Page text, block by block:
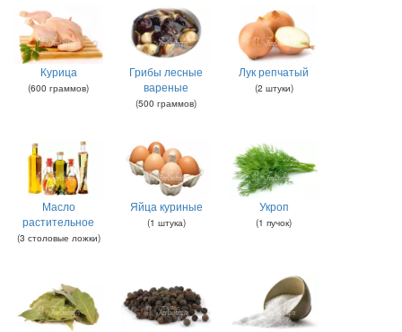
Курица
(600 граммов)
Грибы лесные
вареные
(500 граммов)
Лук репчатый
(2 штуки)
Масло
растительное
(3 столовые ложки)
Яйца куриные
(1 штука)
Укроп
(1 пучок)